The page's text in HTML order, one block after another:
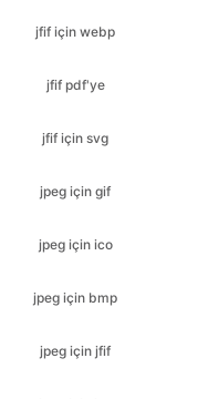
jfif için svg
jpeg için gif
jpeg için ico
jpeg için bmp
jpeg için jfif
jpeg için jpg
jpeg için svg